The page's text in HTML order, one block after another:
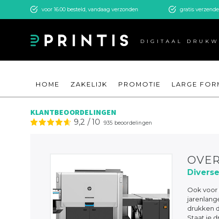
voor 16.00 besteld, vandaag verzonden gratis
DIGITAAL
HOME ZAKELIJK PROMOTIE LARGE
KLANTBEOORDELINGEN
9,2 /10 935 beoordelingen
Ook voor
drukken